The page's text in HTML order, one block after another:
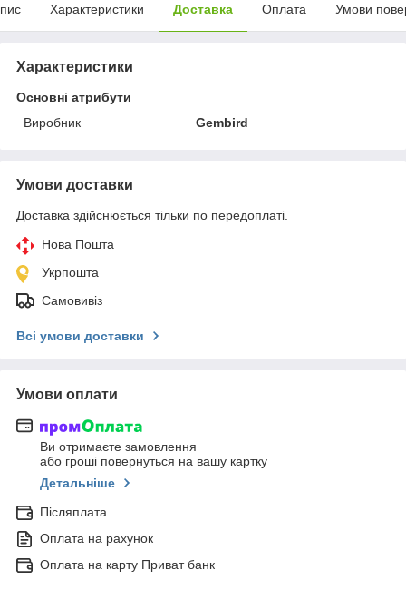
Характеристики Доставка Оплата Умови
Характеристики
Основні атрибути
Виробник
Gembird
Умови доставки
Доставка здійснюється тільки по передоплаті.
Нова Пошта
Укрпошта
Самовивіз
Всі умови доставки
Умови оплати
Ви отримаєте замовлення
або гроші повернуться на вашу картку
Детальніше
Післяплата
Оплата на рахунок
Оплата на карту Приват банк